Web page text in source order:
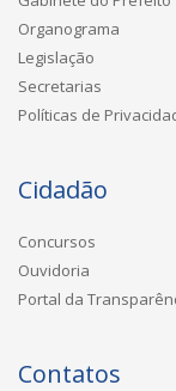
Organograma
Legislação
Secretarias
Políticas de
Cidadão
Concursos
Ouvidoria
Portal da
Contatos